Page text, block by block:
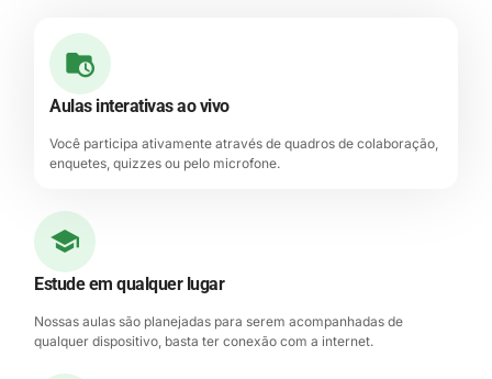
Estude em qualquer lugar
Nossas aulas são planejadas para serem acompanhadas de
qualquer dispositivo, basta ter conexão com a internet.
Aulas interativas ao vivo
Você participa ativamente através de quadros de colaboração,
enquetes, quizzes ou pelo microfone.